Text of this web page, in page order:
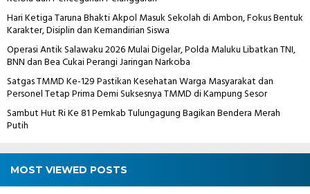
Hari Ketiga Taruna Bhakti Akpol Masuk Sekolah di Ambon, Fokus Bentuk
Karakter, Disiplin dan Kemandirian Siswa
Operasi Antik Salawaku 2026 Mulai Digelar, Polda Maluku Libatkan TNI,
BNN dan Bea Cukai Perangi Jaringan Narkoba
Satgas TMMD Ke-129 Pastikan Kesehatan Warga Masyarakat dan
Personel Tetap Prima Demi Suksesnya TMMD di Kampung Sesor
Sambut Hut Ri Ke 81 Pemkab Tulungagung Bagikan Bendera Merah
Putih
MOST VIEWED POSTS